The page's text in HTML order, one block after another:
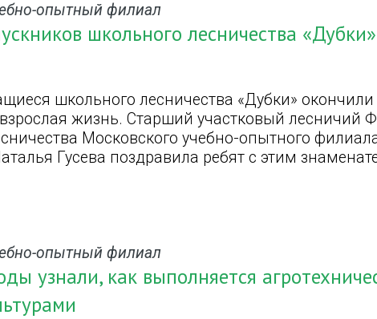
опытный филиал
школьного лесничества
школьного лесничества «Дубки»
жизнь. Старший участковый лесничий
Московского учебно-опытного
Гусева поздравила ребят с этим
опытный филиал
узнали, как выполняется